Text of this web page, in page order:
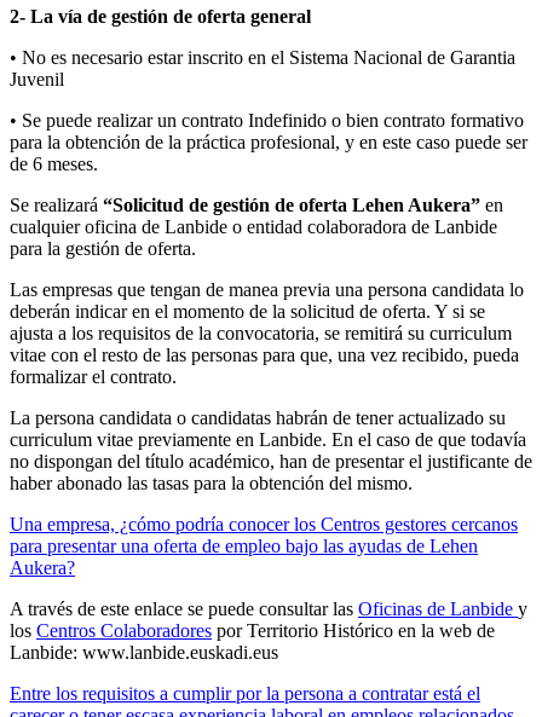
2- La vía de gestión de oferta general
• No es necesario estar inscrito en el Sistema Nacional de Garantia
Juvenil
• Se puede realizar un contrato Indefinido o bien contrato formativo
para la obtención de la práctica profesional, y en este caso puede ser
de 6 meses.
Se realizará “Solicitud de gestión de oferta Lehen Aukera” en
cualquier oficina de Lanbide o entidad colaboradora de Lanbide
para la gestión de oferta.
Las empresas que tengan de manea previa una persona candidata lo
deberán indicar en el momento de la solicitud de oferta. Y si se
ajusta a los requisitos de la convocatoria, se remitirá su curriculum
vitae con el resto de las personas para que, una vez recibido, pueda
formalizar el contrato.
La persona candidata o candidatas habrán de tener actualizado su
curriculum vitae previamente en Lanbide. En el caso de que todavía
no dispongan del título académico, han de presentar el justificante de
haber abonado las tasas para la obtención del mismo.
Una empresa, ¿cómo podría conocer los Centros gestores cercanos
para presentar una oferta de empleo bajo las ayudas de Lehen
Aukera?
A través de este enlace se puede consultar las Oficinas de Lanbide y
los Centros Colaboradores por Territorio Histórico en la web de
Lanbide: www.lanbide.euskadi.eus
Entre los requisitos a cumplir por la persona a contratar está el